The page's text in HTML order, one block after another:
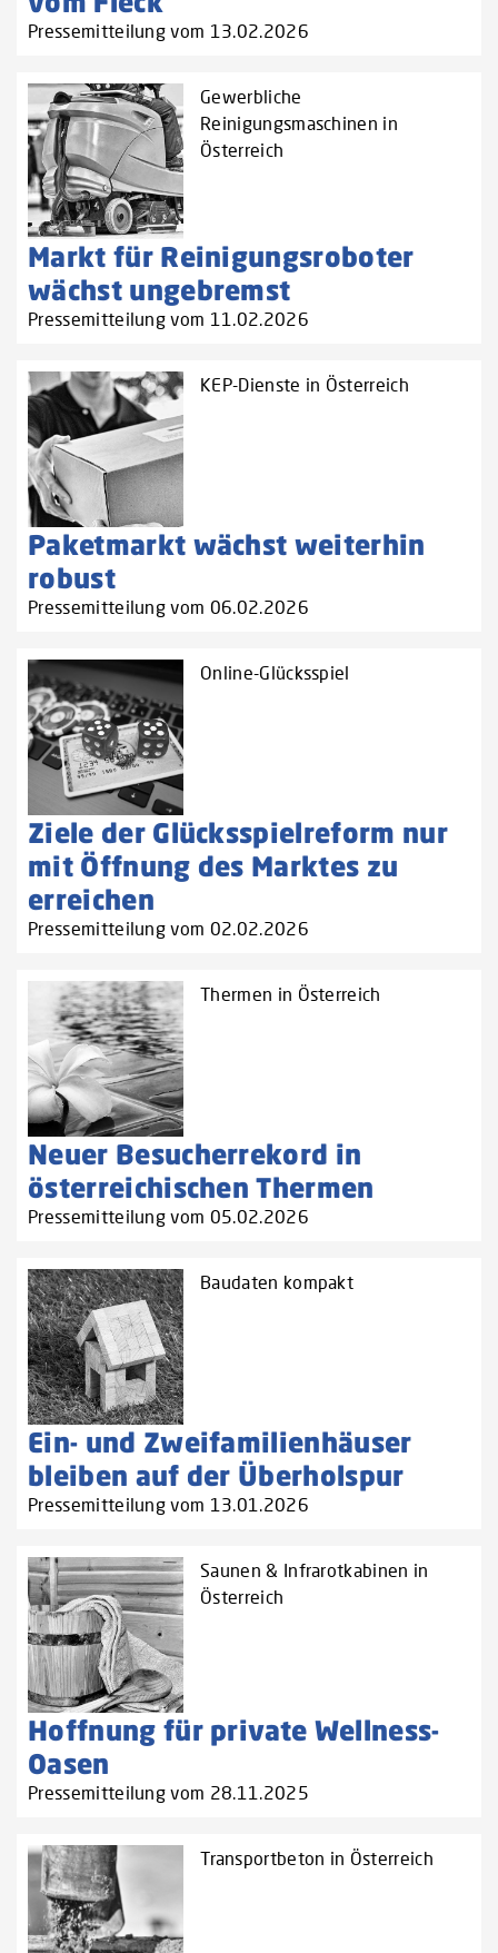
Pressemitteilung vom 13.02.2026
Gewerbliche
Reinigungsmaschinen in
Österreich
Markt für Reinigungsroboter
wächst ungebremst
Pressemitteilung vom 11.02.2026
KEP-Dienste in Österreich
Paketmarkt wächst weiterhin
robust
Pressemitteilung vom 06.02.2026
Online-Glücksspiel
Ziele der Glücksspielreform nur
mit Öffnung des Marktes zu
erreichen
Pressemitteilung vom 02.02.2026
Thermen in Österreich
Neuer Besucherrekord in
österreichischen Thermen
Pressemitteilung vom 05.02.2026
Baudaten kompakt
Ein- und Zweifamilienhäuser
bleiben auf der Überholspur
Pressemitteilung vom 13.01.2026
Saunen & Infrarotkabinen in
Österreich
Hoffnung für private Wellness-
Oasen
Pressemitteilung vom 28.11.2025
Transportbeton in Österreich